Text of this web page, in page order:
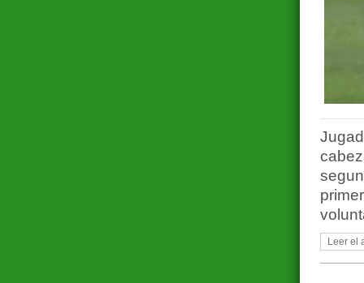
Leer el